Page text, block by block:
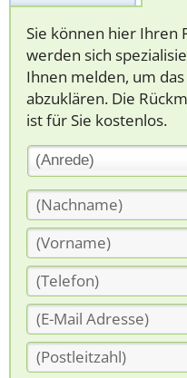
Sie können hier Ihren
werden sich
Ihnen melden, um
abzuklären. Die
ist für Sie kostenlos.
(Anrede)